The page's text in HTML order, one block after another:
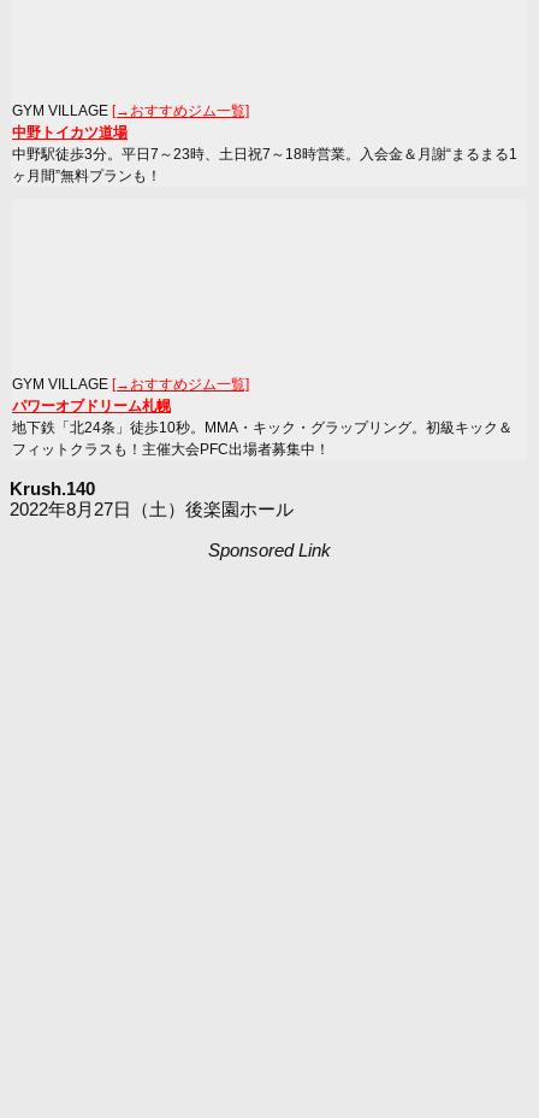
GYM VILLAGE [→おすすめジム一覧]
中野トイカツ道場
中野駅徒歩3分。平日7～23時、土日祝7～18時営業。入会金＆月謝“まるまる1
ヶ月間”無料プランも！
GYM VILLAGE [→おすすめジム一覧]
パワーオブドリーム札幌
地下鉄「北24条」徒歩10秒。MMA・キック・グラップリング。初級キック＆
フィットクラスも！主催大会PFC出場者募集中！
Krush.140
2022年8月27日（土）後楽園ホール
Sponsored Link